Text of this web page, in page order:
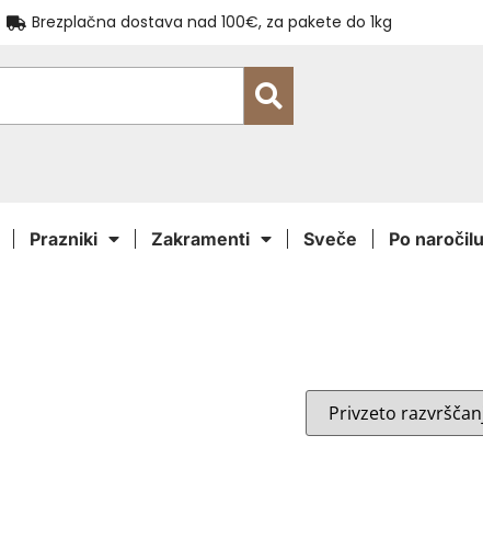
Brezplačna dostava nad 100€, za pakete do 1kg
Prazniki Zakramenti Sveče Po naročilu